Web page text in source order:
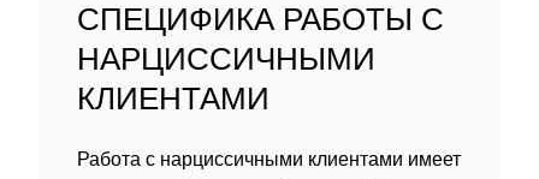
СПЕЦИФИКА РАБОТЫ С
НАРЦИССИЧНЫМИ
КЛИЕНТАМИ
Работа с нарциссичными клиентами имеет